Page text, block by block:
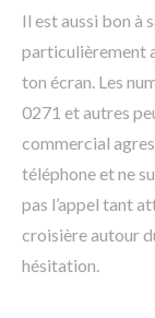
Il est aussi bon à
particulièrement
ton écran. Les
0271 et autres
commercial
téléphone et ne
pas l’appel tant
croisière autour
hésitation.